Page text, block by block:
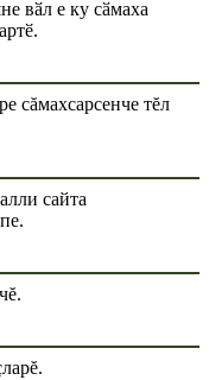
вӑл е ку сӑмаха
сăмахсарсенче тĕл
сайта